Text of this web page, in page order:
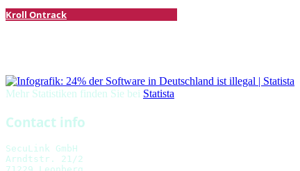
Kroll Ontrack
Mehr Statistiken finden Sie bei Statista
Contact info
SecuLink GmbH
Arndtstr. 21/2